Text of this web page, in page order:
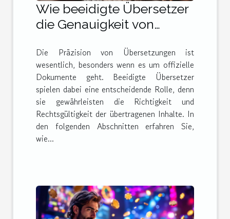
Wie beeidigte Übersetzer
die Genauigkeit von
Die Präzision von Übersetzungen ist
wesentlich, besonders wenn es um offizielle
Dokumente geht. Beeidigte Übersetzer
spielen dabei eine entscheidende Rolle, denn
sie gewährleisten die Richtigkeit und
Rechtsgültigkeit der übertragenen Inhalte. In
den folgenden Abschnitten erfahren Sie,
wie...